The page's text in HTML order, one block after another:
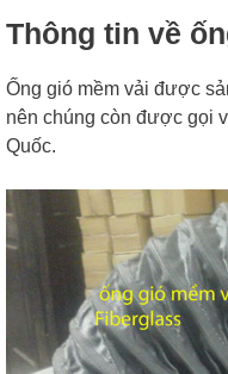
Thông tin về
Ống gió mềm vải được
nên chúng còn được gọi
Quốc.